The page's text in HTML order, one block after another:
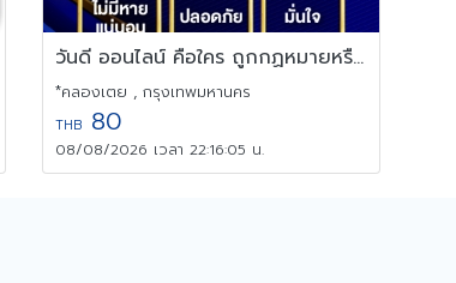
วันดี ออนไลน์ คือใคร ถูกกฏหมายหรือไม่ ?
*คลองเตย , กรุงเทพมหานคร
THB 80
08/08/2026 เวลา 22:16:05 น.